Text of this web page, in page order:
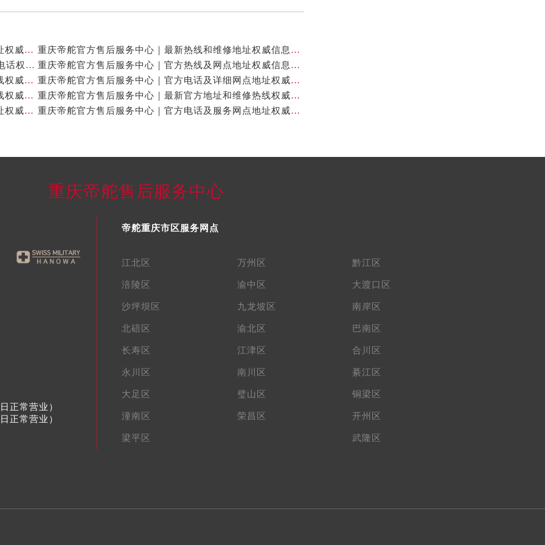
重庆帝舵官方售后服务中心｜最新热线及全部网点地址权威信息公示（2026年7月最新）
重庆帝舵官方售后服务中心｜最新热线和维修地址权威信息公示（2026年7月最新）
重庆帝舵官方售后服务中心｜网点地址与24小时客服电话权威信息公示（2026年7月最新）
重庆帝舵官方售后服务中心｜官方热线及网点地址权威信息公示（2026年7月最新）
重庆帝舵官方售后服务中心｜网点地址及售后服务热线权威信息公示（2026年7月最新）
重庆帝舵官方售后服务中心｜官方电话及详细网点地址权威信息公示（2026年7月最新）
重庆帝舵官方售后服务中心｜完整地址及售后服务热线权威信息公示（2026年7月最新）
重庆帝舵官方售后服务中心｜最新官方地址和维修热线权威信息公示（2026年7月最新）
重庆帝舵官方售后服务中心｜全新服务热线及完整地址权威信息公示（2026年7月最新）
重庆帝舵官方售后服务中心｜官方电话及服务网点地址权威信息公示（2026年7月最新）
重庆帝舵售后服务中心
正常营业）
正常营业）
帝舵重庆市区服务网点
江北区 万州区 黔江区
涪陵区 渝中区 大渡口区
沙坪坝区 九龙坡区 南岸区
北碚区 渝北区 巴南区
长寿区 江津区 合川区
永川区 南川区 綦江区
大足区 璧山区 铜梁区
潼南区 荣昌区 开州区
梁平区 武隆区